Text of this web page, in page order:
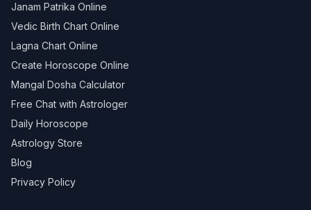
Janam Patrika Online
Vedic Birth Chart Online
Lagna Chart Online
Create Horoscope Online
Mangal Dosha Calculator
Free Chat with Astrologer
Daily Horoscope
Astrology Store
Blog
Privacy Policy